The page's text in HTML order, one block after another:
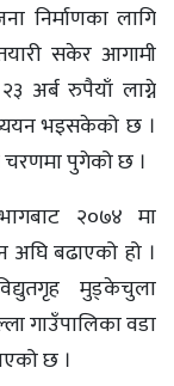
निर्माणका लागि
सकेर आगामी
अर्ब रुपैयाँ लाग्ने
भइसकेको छ ।
चरणमा पुगेको छ ।
२०७४ मा
बढाएको हो ।
मुड्केचुला
गाउँपालिका वडा
छ ।